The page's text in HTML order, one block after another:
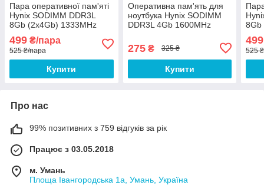
Пара оперативної пам'яті
Hynix SODIMM DDR3L
8Gb (2x4Gb) 1333MHz
(HMT351S6CFR8A-H9 N0
AA) Б/В
499 ₴/пара
525 ₴/пара
Купити
Оперативна пам'ять для
ноутбука Hynix SODIMM
DDR3L 4Gb 1600MHz
(HMT451S6BFR8A-PB N0
AA) Б/В
275₴ 325 ₴
Купити
8Gb
AA)
499
525
Про нас
99% позитивних з 759 відгуків за рік
Працює з 03.05.2018
м. Умань
Площа Івангородська 1а, Умань, Україна